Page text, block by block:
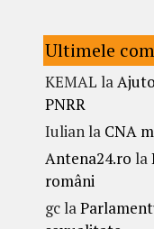
Ultimele
KEMAL la
PNRR
Iulianla CNA
Antena24.ro la
români
gcla